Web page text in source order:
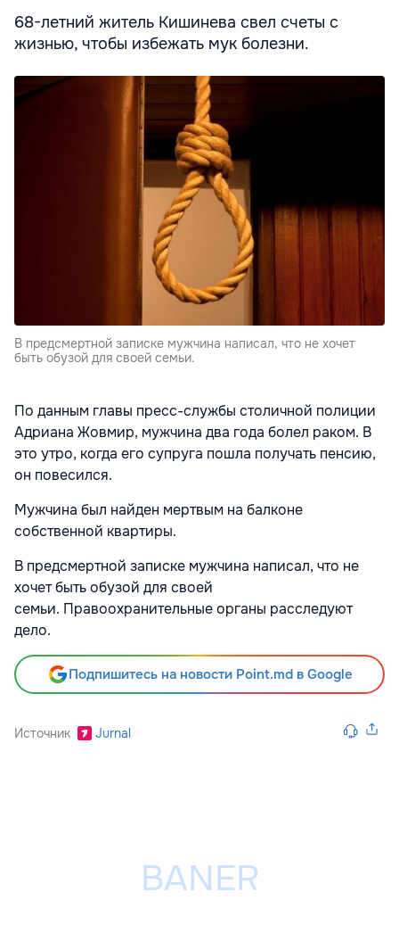
68-летний житель Кишинева свел счеты с
жизнью, чтобы избежать мук болезни.
В предсмертной записке мужчина написал, что не хочет
быть обузой для своей семьи.
По данным главы пресс-службы столичной полиции
Адриана Жовмир, мужчина два года болел раком. В
это утро, когда его супруга пошла получать пенсию,
он повесился.
Мужчина был найден мертвым на балконе
собственной квартиры.
В предсмертной записке мужчина написал, что не
хочет быть обузой для своей
семьи. Правоохранительные органы расследуют
дело.
Подпишитесь на новости Point.md в Google
Источник Jurnal